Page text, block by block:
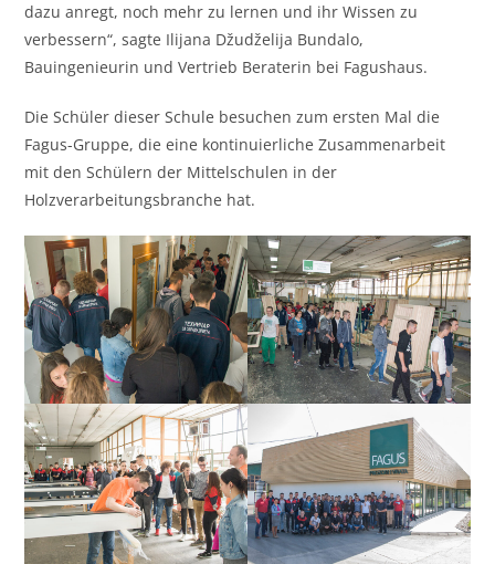
dazu anregt, noch mehr zu lernen und ihr Wissen zu
verbessern“, sagte Ilijana Džudželija Bundalo,
Bauingenieurin und Vertrieb Beraterin bei Fagushaus.
Die Schüler dieser Schule besuchen zum ersten Mal die
Fagus-Gruppe, die eine kontinuierliche Zusammenarbeit
mit den Schülern der Mittelschulen in der
Holzverarbeitungsbranche hat.